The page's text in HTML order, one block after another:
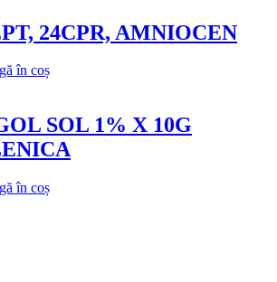
24CPR, AMNIOCEN
în coș
SOL 1% X 10G
în coș